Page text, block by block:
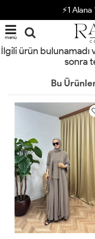
⚡1
menü
İlgili ürün bulunamadı
sonra
Bu